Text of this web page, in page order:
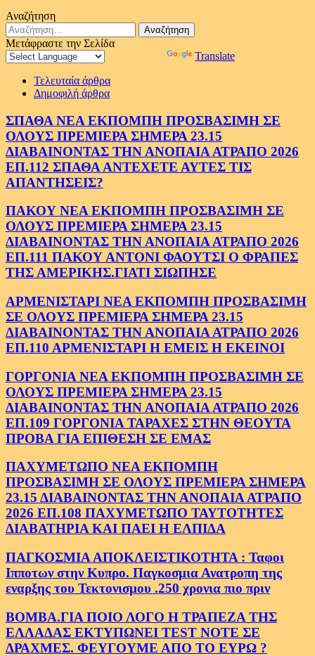
Αναζήτηση
Αναζήτηση
για:
Μετάφραστε την Σελίδα
Translate
Τελευταία άρθρα
Δημοφιλή άρθρα
ΣΠΑΘΑ ΝΕΑ ΕΚΠΟΜΠΗ ΠΡΟΣΒΑΣΙΜΗ ΣΕ
ΟΛΟΥΣ ΠΡΕΜΙΕΡΑ ΣΗΜΕΡΑ 23.15
ΔΙΑΒΑΙΝΟΝΤΑΣ ΤΗΝ ΑΝΟΠΑΙΑ ΑΤΡΑΠΟ 2026
ΕΠ.112 ΣΠΑΘΑ ΑΝΤΕΧΕΤΕ ΑΥΤΕΣ ΤΙΣ
ΑΠΑΝΤΗΣΕΙΣ?
ΠΑΚΟΥ ΝΕΑ ΕΚΠΟΜΠΗ ΠΡΟΣΒΑΣΙΜΗ ΣΕ
ΟΛΟΥΣ ΠΡΕΜΙΕΡΑ ΣΗΜΕΡΑ 23.15
ΔΙΑΒΑΙΝΟΝΤΑΣ ΤΗΝ ΑΝΟΠΑΙΑ ΑΤΡΑΠΟ 2026
ΕΠ.111 ΠΑΚΟΥ ΑΝΤΟΝΙ ΦΑΟΥΤΣΙ Ο ΦΡΑΠΕΣ
ΤΗΣ ΑΜΕΡΙΚΗΣ.ΓΙΑΤΙ ΣΙΩΠΗΣΕ
ΑΡΜΕΝΙΣΤΑΡΙ ΝΕΑ ΕΚΠΟΜΠΗ ΠΡΟΣΒΑΣΙΜΗ
ΣΕ ΟΛΟΥΣ ΠΡΕΜΙΕΡΑ ΣΗΜΕΡΑ 23.15
ΔΙΑΒΑΙΝΟΝΤΑΣ ΤΗΝ ΑΝΟΠΑΙΑ ΑΤΡΑΠΟ 2026
ΕΠ.110 ΑΡΜΕΝΙΣΤΑΡΙ Η ΕΜΕΙΣ Η ΕΚΕΙΝΟΙ
ΓΟΡΓΟΝΙΑ ΝΕΑ ΕΚΠΟΜΠΗ ΠΡΟΣΒΑΣΙΜΗ ΣΕ
ΟΛΟΥΣ ΠΡΕΜΙΕΡΑ ΣΗΜΕΡΑ 23.15
ΔΙΑΒΑΙΝΟΝΤΑΣ ΤΗΝ ΑΝΟΠΑΙΑ ΑΤΡΑΠΟ 2026
ΕΠ.109 ΓΟΡΓΟΝΙΑ ΤΑΡΑΧΕΣ ΣΤΗΝ ΘΕΟΥΤΑ
ΠΡΟΒΑ ΓΙΑ ΕΠΙΘΕΣΗ ΣΕ ΕΜΑΣ
ΠΑΧΥΜΕΤΩΠΟ ΝΕΑ ΕΚΠΟΜΠΗ
ΠΡΟΣΒΑΣΙΜΗ ΣΕ ΟΛΟΥΣ ΠΡΕΜΙΕΡΑ ΣΗΜΕΡΑ
23.15 ΔΙΑΒΑΙΝΟΝΤΑΣ ΤΗΝ ΑΝΟΠΑΙΑ ΑΤΡΑΠΟ
2026 ΕΠ.108 ΠΑΧΥΜΕΤΩΠΟ ΤΑΥΤΟΤΗΤΕΣ
ΔΙΑΒΑΤΗΡΙΑ ΚΑΙ ΠΑΕΙ Η ΕΛΠΙΔΑ
ΠΑΓΚΟΣΜΙΑ ΑΠΟΚΛΕΙΣΤΙΚΟΤΗΤΑ : Ταφοι
Ιπποτων στην Κυπρο. Παγκοσμια Ανατροπη της
εναρξης του Τεκτονισμου .250 χρονια πιο πριν
ΒΟΜΒΑ.ΓΙΑ ΠΟΙΟ ΛΟΓΟ Η ΤΡΑΠΕΖΑ ΤΗΣ
ΕΛΛΑΔΑΣ ΕΚΤΥΠΩΝΕΙ TEST NOTE ΣΕ
ΔΡΑΧΜΕΣ. ΦΕΥΓΟΥΜΕ ΑΠΟ ΤΟ ΕΥΡΩ ?